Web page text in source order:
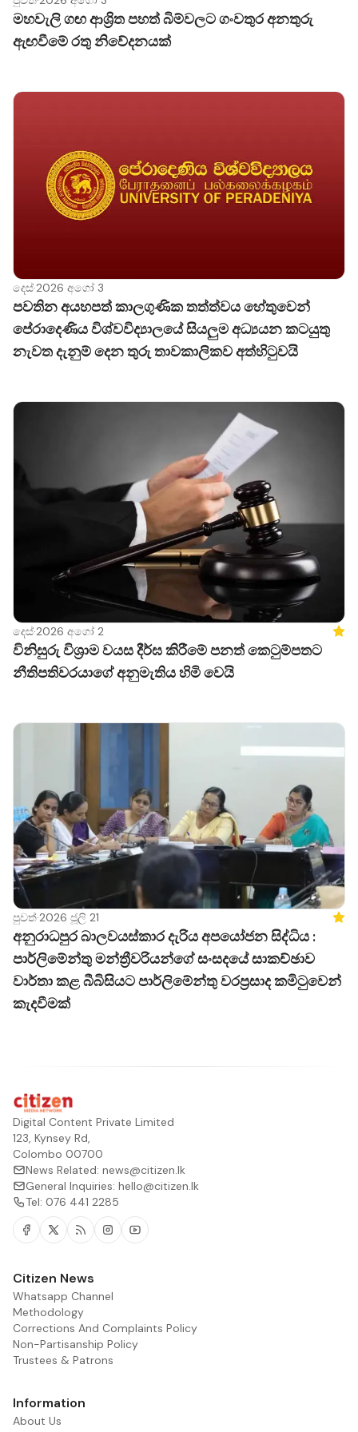
මහවැලි ගඟ ආශ්‍රිත පහත් බිම්වලට ගංවතුර අනතුරු
ඇඟවීමේ රතු නිවේදනයක්
දෙස්·2026 අගෝ 3
පවතින අයහපත් කාලගුණික තත්ත්වය හේතුවෙන්
පේරාදෙණිය විශ්වවිද්‍යාලයේ සියලුම අධ්‍යයන කටයුතු
නැවත දැනුම් දෙන තුරු තාවකාලිකව අත්හිටුවයි
දෙස්·2026 අගෝ 2
විනිසුරු විශ්‍රාම වයස දීර්ඝ කිරීමේ පනත් කෙටුම්පතට
නීතිපතිවරයාගේ අනුමැතිය හිමි වෙයි
පුවත්·2026 ජූලි 21
අනුරාධපුර බාලවයස්කාර දැරිය අපයෝජන සිද්ධිය :
පාර්ලිමේන්තු මන්ත්‍රීවරියන්ගේ සංසදයේ සාකච්ඡාව
වාර්තා කළ බීබිසියට පාර්ලිමේන්තු වරප්‍රසාද කමිටුවෙන්
කැදවීමක්
Digital Content Private Limited
123, Kynsey Rd,
Colombo 00700
News Related: news@citizen.lk
General Inquiries: hello@citizen.lk
Tel: 076 441 2285
Facebook
Twitter
RSS InstagramYoutube
Citizen News
Whatsapp Channel
Methodology
Corrections And Complaints Policy
Non-Partisanship Policy
Trustees & Patrons
Information
About Us